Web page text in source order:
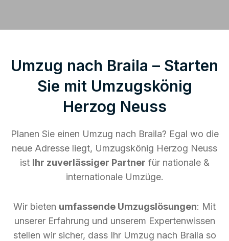
Umzug nach Braila – Starten
Sie mit Umzugskönig
Herzog Neuss
Planen Sie einen Umzug nach Braila? Egal wo die
neue Adresse liegt, Umzugskönig Herzog Neuss
ist Ihr zuverlässiger Partner für nationale &
internationale Umzüge.
Wir bieten umfassende Umzugslösungen: Mit
unserer Erfahrung und unserem Expertenwissen
stellen wir sicher, dass Ihr Umzug nach Braila so